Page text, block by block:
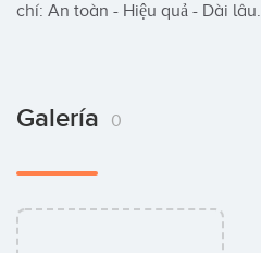
chí: An toàn - Hiệu quả - Dài lâu.
Galería 0